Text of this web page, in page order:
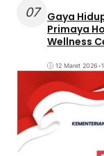
07
Gaya
Primaya
Wellness
12 Maret 2026•